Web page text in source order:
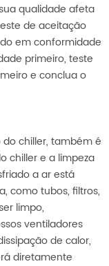
qualidade afeta
de aceitação
em conformidade
primeiro, teste
e conclua o
chiller, também é
chiller e a limpeza
a ar está
como tubos, filtros,
limpo,
ventiladores
de calor,
diretamente